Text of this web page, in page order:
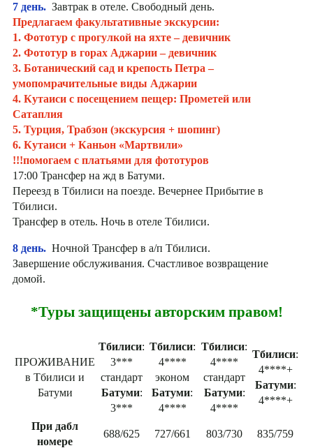
7 день. Завтрак в отеле. Свободный день.
Предлагаем факультативные экскурсии:
1. Фототур с прогулкой на яхте – девичник
2. Фототур в горах Аджарии – девичник
3. Ботанический сад и крепость Петра –
умопомрачительные виды Аджарии
4. Кутаиси с посещением пещер: Прометей или
Сатаплия
5. Турция, Трабзон (экскурсия + шопинг)
6. Кутаиси + Каньон «Мартвили»
!!!помогаем с платьями для фототуров
17:00 Трансфер на жд в Батуми.
Переезд в Тбилиси на поезде. Вечернее Прибытие в
Тбилиси.
Трансфер в отель. Ночь в отеле Тбилиси.
8 день. Ночной Трансфер в а/п Тбилиси.
Завершение обслуживания. Счастливое возвращение
домой.
*Туры защищены авторским правом!
ПРОЖИВАНИЕ
в Тбилиси и
Батуми
Тбилиси:
3***
стандарт
Батуми:
3***
Тбилиси:
4****
эконом
Батуми:
4****
Тбилиси:
4****
стандарт
Батуми:
4****
Тбилиси:
4****+
Батуми:
4****+
При дабл
номере
688/625 727/661 803/730 835/759